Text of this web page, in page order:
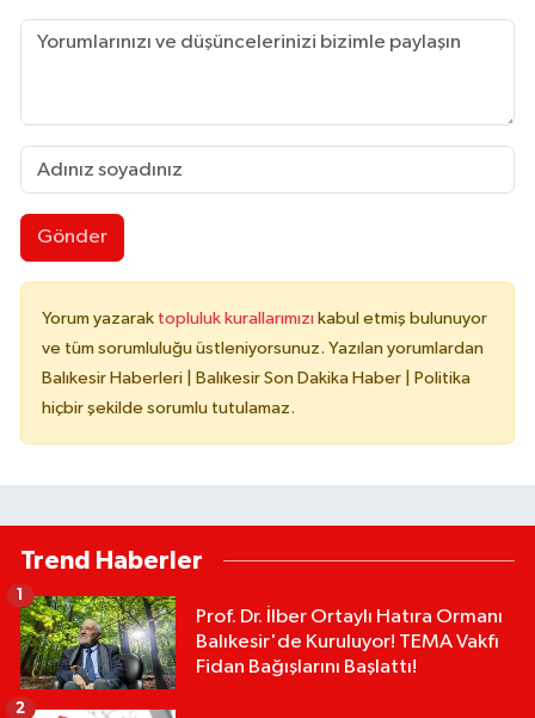
Gönder
Yorum yazarak topluluk kurallarımızı kabul etmiş bulunuyor
ve tüm sorumluluğu üstleniyorsunuz. Yazılan yorumlardan
Balıkesir Haberleri | Balıkesir Son Dakika Haber | Politika
hiçbir şekilde sorumlu tutulamaz.
Trend Haberler
Prof. Dr. İlber Ortaylı Hatıra Ormanı
Balıkesir'de Kuruluyor! TEMA Vakfı
Fidan Bağışlarını Başlattı!
1
2